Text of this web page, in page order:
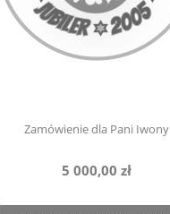
Zamówienie dla Pani Iwony
5 000,00 zł